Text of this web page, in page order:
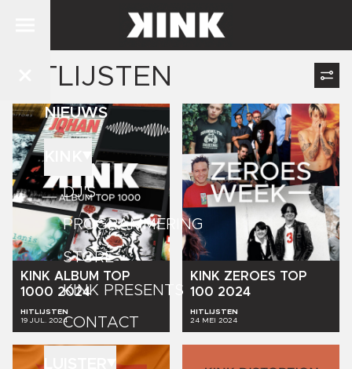
NIEUWS
DJ'S
PROGRAMMERING
STORE
KINK PRESENTS
CONTACT
HITLIJSTEN
KINK ALBUM TOP
1000 2024
HITLIJSTEN
19 JUL. 2024
KINK ZEROES TOP
100 2024
HITLIJSTEN
24 MEI 2024